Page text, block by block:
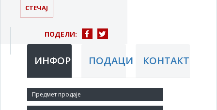
СТЕЧАЈ
ПОДЕЛИ:
ИНФОРМАЦИЈЕПОДАЦИ КОНТАКТ
Краћи назив: